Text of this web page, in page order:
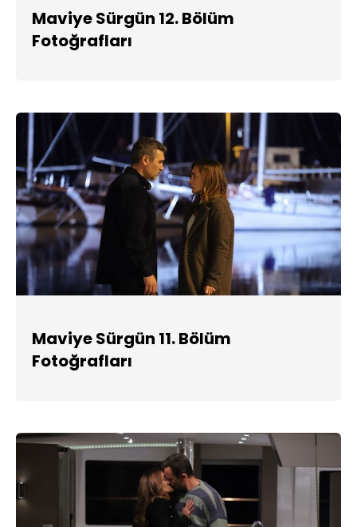
Maviye Sürgün 12. Bölüm
Fotoğrafları
Maviye Sürgün 11. Bölüm
Fotoğrafları